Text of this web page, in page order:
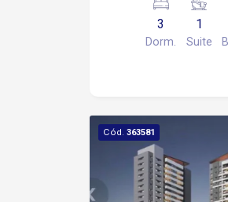
Sacada 90,8
3
Dorm.
1
Suite
Cód. 363581